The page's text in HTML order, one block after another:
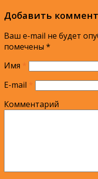
Добавить
Ваш e-mail не будет
помечены *
Имя *
E-mail *
Комментарий